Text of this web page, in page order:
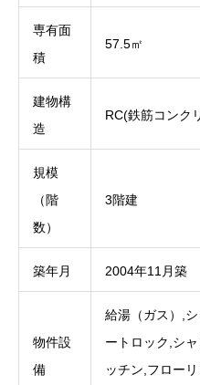
専有面
積
57.5㎡
建物構
造
RC(鉄筋コンク
規模
（階
数）
3階建
築年月 2004年11月築
物件設
備
給湯（ガス）,
ートロック,シ
ッチン,フロー